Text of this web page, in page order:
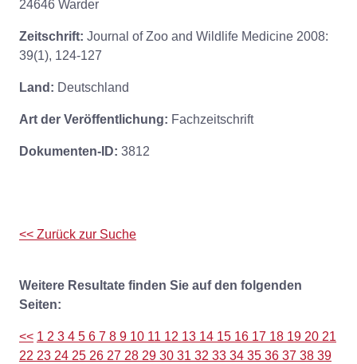
24646 Warder
Zeitschrift: Journal of Zoo and Wildlife Medicine 2008:
39(1), 124-127
Land: Deutschland
Art der Veröffentlichung: Fachzeitschrift
Dokumenten-ID: 3812
<< Zurück zur Suche
Weitere Resultate finden Sie auf den folgenden
Seiten:
<< 1 2 3 4 5 6 7 8 9 10 11 12 13 14 15 16 17 18 19 20 21
22 23 24 25 26 27 28 29 30 31 32 33 34 35 36 37 38 39